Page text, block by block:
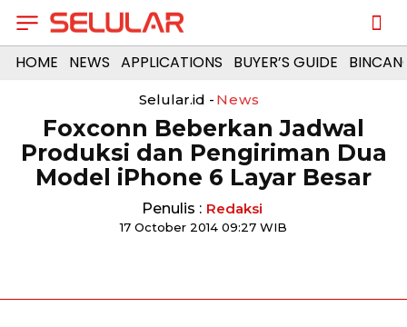
HOME NEWS APPLICATIONS BUYER’S GUIDE
Selular.id - News
Foxconn Beberkan Jadwal
Produksi dan Pengiriman Dua
Model iPhone 6 Layar Besar
Penulis : Redaksi
17 October 2014 09:27 WIB